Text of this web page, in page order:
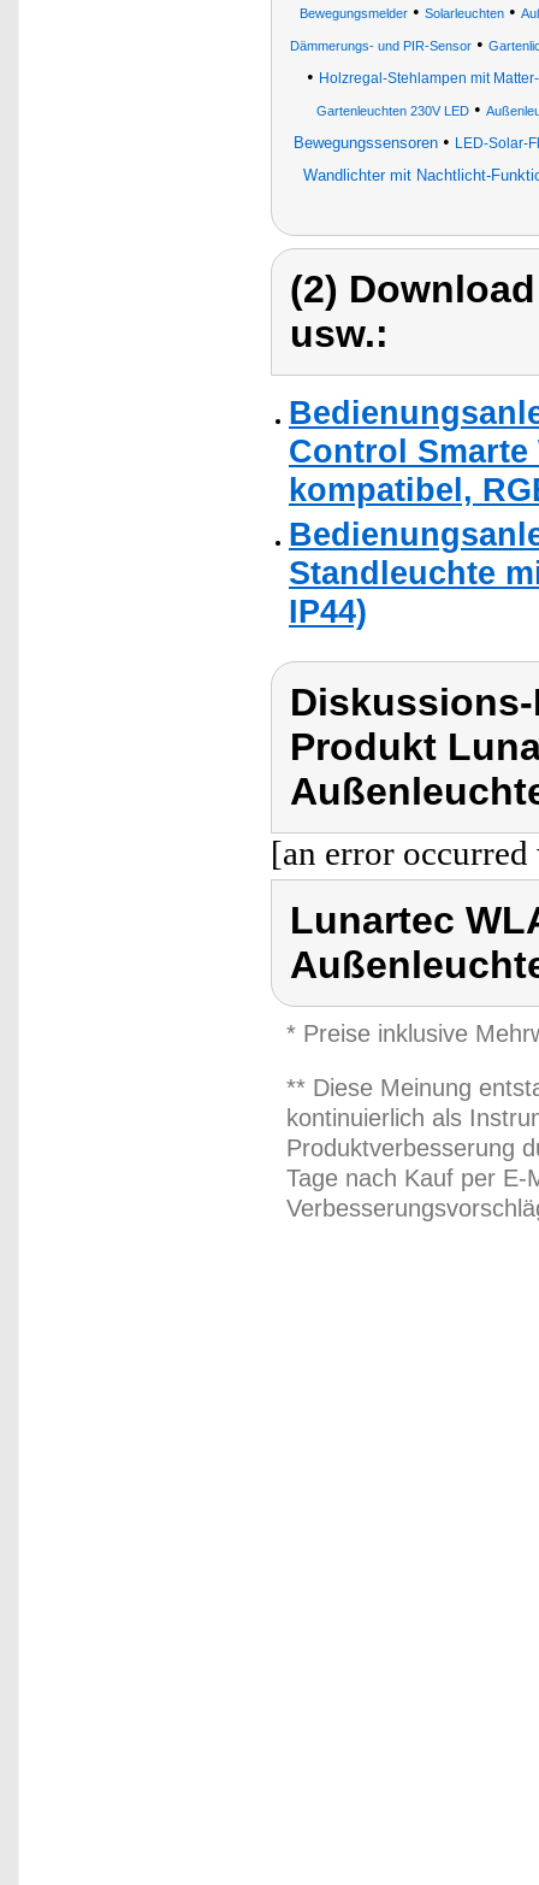
Bewegungsmelder • Solarleuchten •
Dämmerungs- und PIR-Sensor•
• Holzregal-Stehlampen mit
Gartenleuchten 230V LED •
Bewegungssensoren• LED-Solar-
Wandlichter mit Nachtlicht-
(2)
usw.:
Control Smarte
kompatibel,
Standleuchte
IP44)
Produkt
[an error
Lunartec
* Preise inklusive
** Diese Meinung
kontinuierlich als
Produktverbesserung
Tage nach Kauf per E-